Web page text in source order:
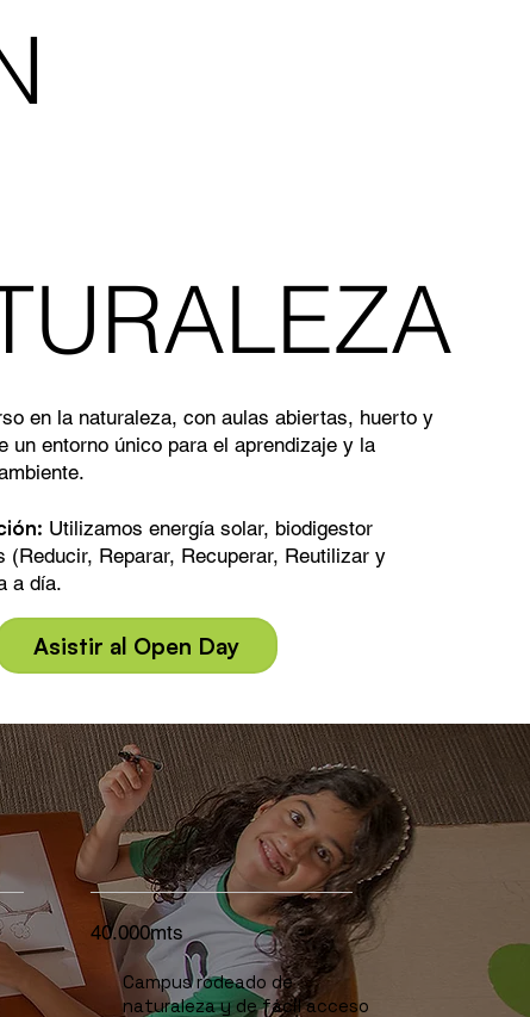
en la naturaleza, con aulas abiertas, huerto y
un entorno único para el aprendizaje y la
Utilizamos energía solar, biodigestor
(Reducir, Reparar, Recuperar, Reutilizar y
a día.
Asistir al Open Day
40.000mts
Campus rodeado de
naturaleza y de fácil acceso